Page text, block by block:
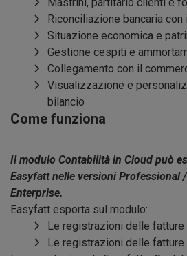
Riconciliazione bancaria
Situazione economica e
Gestione cespiti e
Collegamento con il
Visualizzazione e
bilancio
Come funziona
Il modulo Contabilità in Cloud può
Easyfatt nelle versioni Professional
Enterprise.
Easyfatt esporta sul modulo:
Le registrazioni delle fatture
Le registrazioni delle fatture